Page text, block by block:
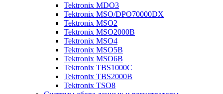
Tektronix MDO3
Tektronix MSO/DPO70000DX
Tektronix MSO2
Tektronix MSO2000B
Tektronix MSO4
Tektronix MSO5B
Tektronix MSO6B
Tektronix TBS1000C
Tektronix TBS2000B
Tektronix TSO8